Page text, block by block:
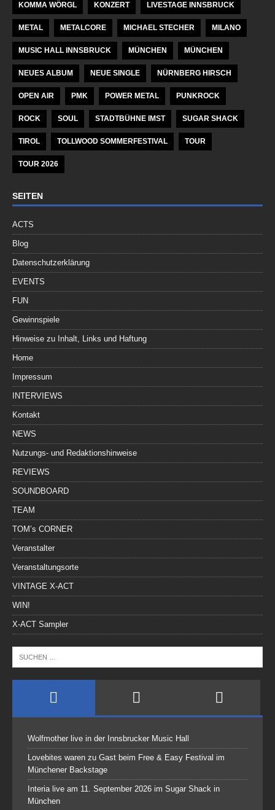
KOMMA WÖRGL KONZERT LIVESTAGE INNSBRUCK
METAL METALCORE MICHAEL STECHER MILANO
MUSIC HALL INNSBRUCK MÜNCHEN MÜNCHEN
NEUES ALBUM NEUE SINGLE NÜRNBERG HIRSCH
OPEN AIR PMK POWER METAL PUNKROCK
ROCK SOUL STADTBÜHNE IMST SUGAR SHACK
TIROL TOLLWOOD SOMMERFESTIVAL TOUR
TOUR 2026
SEITEN
ACTS
Blog
Datenschutzerklärung
EVENTS
FUN
Gewinnspiele
Hinweise zu Inhalt, Links und Haftung
Home
Impressum
INTERVIEWS
Kontakt
NEWS
Nutzungs- und Redaktionshinweise
REVIEWS
SOUNDBOARD
TEAM
TOM’s CORNER
Veranstalter
Veranstaltungsorte
VINTAGE X-ACT
WIN!
X-ACT Sampler
Wolfmother live in der Innsbrucker Music Hall
Lovebites waren zu Gast beim Free & Easy Festival im
Münchener Backstage
Interia live am 11. September 2026 im Sugar Shack in
München